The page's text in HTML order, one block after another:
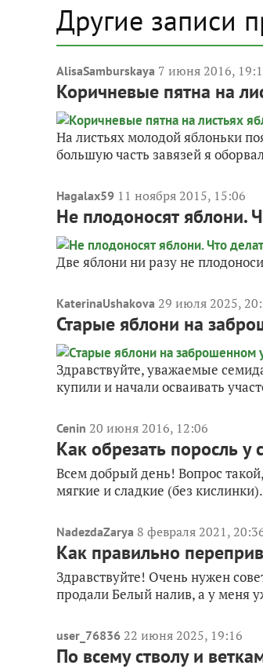
Другие записи
AlisaSamburskaya 7 июня 2016,
Коричневые пятна на
На листьях молодой яблоньки
большую часть завязей я
Hagalax59 11 ноября 2015, 15:06
Не плодоносят яблони.
Две яблони ни разу не
KaterinaUshakova 29 июля 2025,
Старые яблони на
Здравствуйте, уважаемые
купили и начали осваивать
Cenin 20 июня 2016, 12:06
Как обрезать поросль
Всем добрый день! Вопрос
мягкие и сладкие (без
NadezdaZarya 8 февраля 2021,
Как правильно
Здравствуйте! Очень нужен
продали Белый налив, а у меня
user_76836 22 июня 2025, 19:16
По всему стволу и